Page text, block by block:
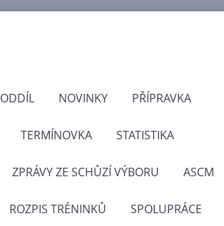
ODDÍL NOVINKY PŘÍPRAVKA
TERMÍNOVKA STATISTIKA
ZPRÁVY ZE SCHŮZÍ VÝBORU ASCM
ROZPIS TRÉNINKŮ SPOLUPRÁCE